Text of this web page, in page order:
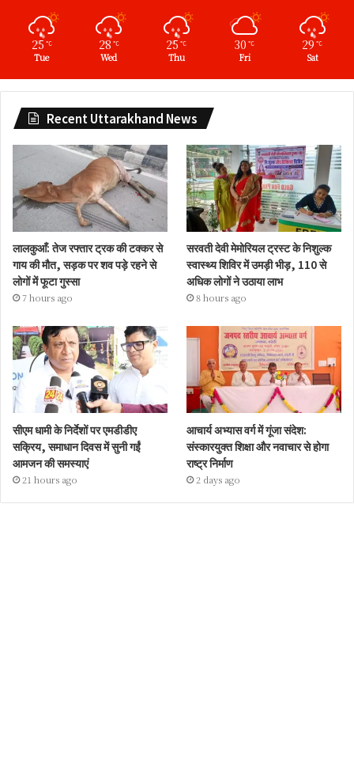
25 ℃
Tue
28 ℃
Wed
25 ℃
Thu
30 ℃
Fri
29 ℃
Sat
Recent Uttarakhand News
लालकुआँ: तेज रफ्तार ट्रक की टक्कर से
गाय की मौत, सड़क पर शव पड़े रहने से
लोगों में फूटा गुस्सा
7 hours ago
सरवती देवी मेमोरियल ट्रस्ट के निशुल्क
स्वास्थ्य शिविर में उमड़ी भीड़, 110 से
अधिक लोगों ने उठाया लाभ
8 hours ago
सीएम धामी के निर्देशों पर एमडीडीए
सक्रिय, समाधान दिवस में सुनी गईं
आमजन की समस्याएं
21 hours ago
आचार्य अभ्यास वर्ग में गूंजा संदेश:
संस्कारयुक्त शिक्षा और नवाचार से होगा
राष्ट्र निर्माण
2 days ago